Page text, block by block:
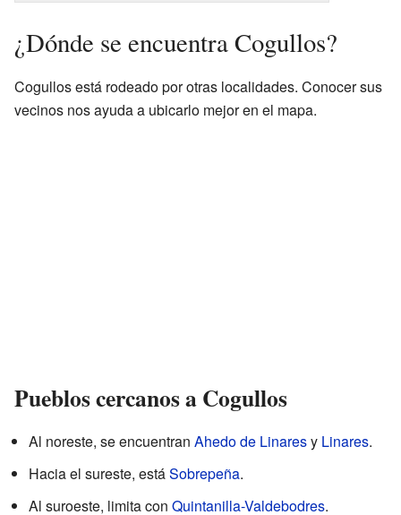
¿Dónde se encuentra Cogullos?
Cogullos está rodeado por otras localidades. Conocer sus
vecinos nos ayuda a ubicarlo mejor en el mapa.
Pueblos cercanos a Cogullos
Al noreste, se encuentran Ahedo de Linaresy Linares.
Hacia el sureste, estáSobrepeña.
Al suroeste, limita con Quintanilla-Valdebodres.